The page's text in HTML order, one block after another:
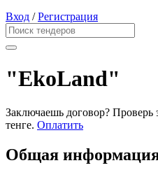
Вход /Регистрация
"EkoLand"
Заключаешь договор? Проверь
тенге. Оплатить
Общая